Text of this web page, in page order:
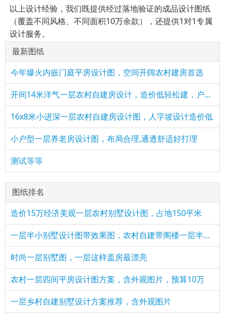
以上设计经验，我们既提供经过落地验证的成品设计图纸
（覆盖不同风格、不同面积10万余款），还提供1对1专属
设计服务。
最新图纸
今年爆火内嵌门庭平房设计图，空间开阔农村建房首选
开间14米洋气一层农村自建房设计，造价低轻松建，户型超实用
16x8米小进深一层农村自建房设计图，人字坡设计造价低
小户型一层养老房设计图，布局合理,通透舒适好打理
测试等等
图纸排名
造价15万经济美观一层农村别墅设计图，占地150平米
一层半小别墅设计图带效果图，农村自建带阁楼一层半方案
时尚一层别墅图，一层这样盖房最漂亮
农村一层四间平房设计图方案，含外观图片，预算10万
一层乡村自建别墅设计方案推荐，含外观图片